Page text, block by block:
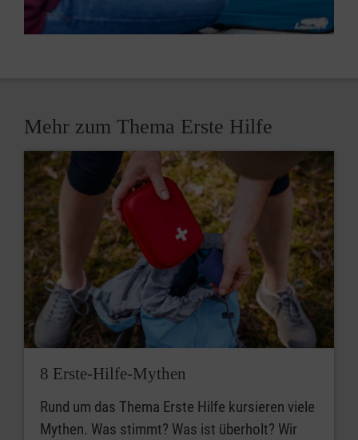
Mehr zum Thema Erste Hilfe
8 Erste-Hilfe-Mythen
Rund um das Thema Erste Hilfe kursieren viele
Mythen. Was stimmt? Was ist überholt? Wir